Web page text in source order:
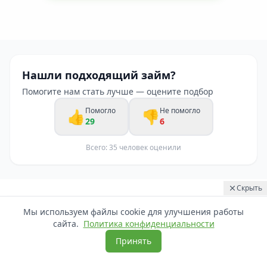
Мы используем файлы cookie для улучшения работы
сайта. Политика конфиденциальности
Принять
Нашли подходящий займ?
Помогите нам стать лучше — оцените подбор
👍 Помогло
29 👎Не помогло
6
Всего: 35 человек оценили
Все виды займов — подберём за
2 минуты
Выберите сумму, срок или условие — покажем
Скрыть
22:14
Выдан
Воронеж
Узнать, где мне дадут займ сегодня